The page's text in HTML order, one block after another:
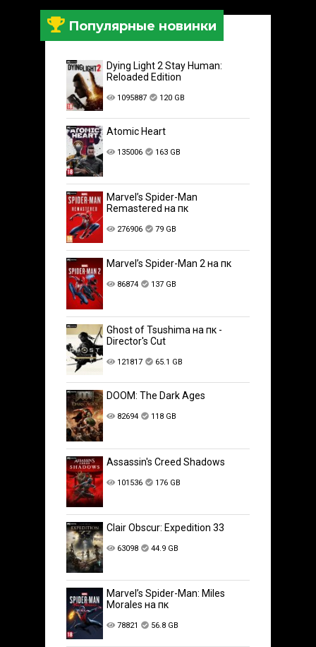
Популярные новинки
Dying Light 2 Stay Human:
Reloaded Edition
1095887 120 GB
Atomic Heart
135006 163 GB
Marvel’s Spider-Man
Remastered на пк
276906 79 GB
Marvel’s Spider-Man 2 на пк
86874 137 GB
Ghost of Tsushima на пк -
Director's Cut
121817 65.1 GB
DOOM: The Dark Ages
82694 118 GB
Assassin's Creed Shadows
101536 176 GB
Clair Obscur: Expedition 33
63098 44.9 GB
Marvel’s Spider-Man: Miles
Morales на пк
78821 56.8 GB